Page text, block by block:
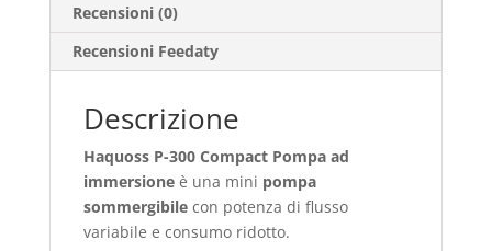
Recensioni (0)
Recensioni Feedaty
Descrizione
Haquoss P-300 Compact Pompa ad
immersioneè una mini pompa
sommergibilecon potenza di flusso
variabile e consumo ridotto.